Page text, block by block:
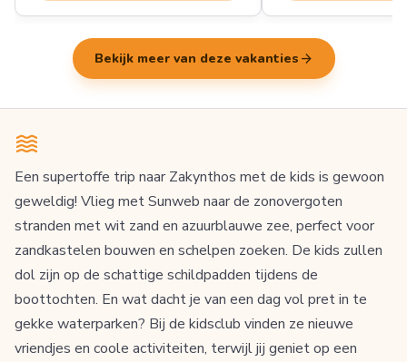
Bekijk meer van deze vakanties arrow_forward
Een supertoffe trip naar Zakynthos met de kids is gewoon
geweldig! Vlieg met Sunweb naar de zonovergoten
stranden met wit zand en azuurblauwe zee, perfect voor
zandkastelen bouwen en schelpen zoeken. De kids zullen
dol zijn op de schattige schildpadden tijdens de
boottochten. En wat dacht je van een dag vol pret in te
gekke waterparken? Bij de kidsclub vinden ze nieuwe
vriendjes en coole activiteiten, terwijl jij geniet op een